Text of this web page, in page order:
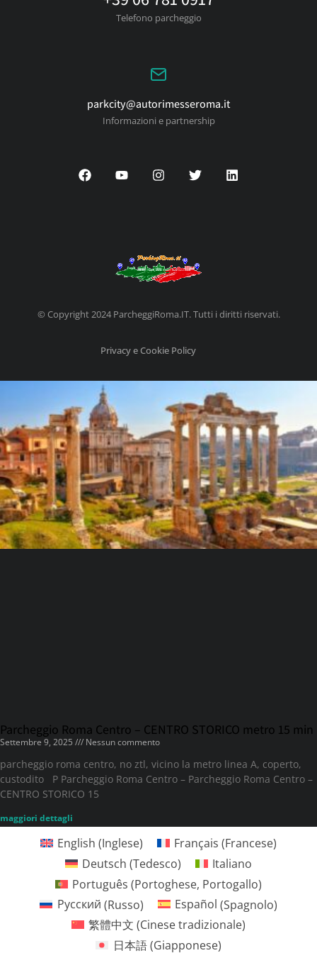
Telefono parcheggio
parkcity@autorimesseroma.it
Informazioni e partnership
© Copyright 2024 ParcheggiRoma.IT. Tutti i diritti riservati.
Privacy e Cookie Policy
Parcheggio Roma Centro – CENTRO STORICO metro 15 min
Settembre 9, 2025 Nessun commento
parcheggio roma centro, no ztl, vicino la metro linea A, coperto,
custodito P Parcheggio Roma Centro – Parcheggio Roma Centro –
CENTRO STORICO 15
maggiori dettagli
English (Inglese) Français (Francese)
Deutsch (Tedesco)
Italiano
Português (Portoghese, Portogallo)
Русский (Russo) Español (Spagnolo)
繁體中文 (Cinese tradizionale)
日本語(Giapponese)